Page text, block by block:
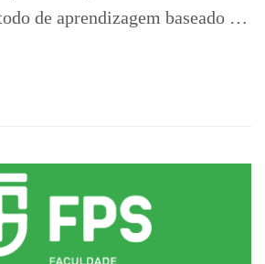
de aprendizagem baseado …